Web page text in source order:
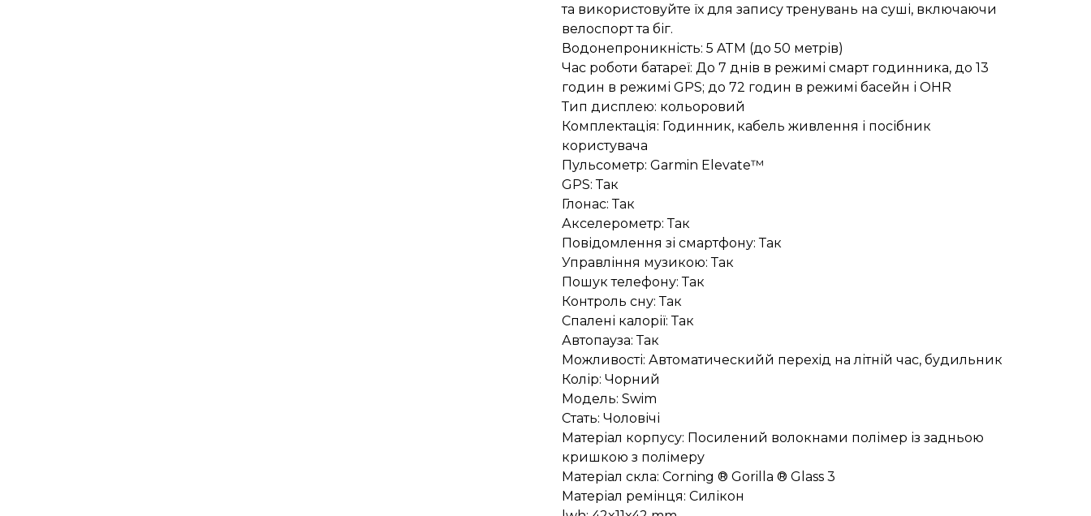
та використовуйте їх для запису тренувань на суші, включаючи
велоспорт та біг.
Водонепроникність: 5 ATM (до 50 метрів)
Час роботи батареї: До 7 днів в режимі смарт годинника, до 13
годин в режимі GPS; до 72 годин в режимі басейн і OHR
Тип дисплею: кольоровий
Комплектація: Годинник, кабель живлення і посібник
користувача
Пульсометр: Garmin Elevate™
GPS: Так
Глонас: Так
Акселерометр: Так
Повідомлення зі смартфону: Так
Управління музикою: Так
Пошук телефону: Так
Контроль сну: Так
Спалені калорії: Так
Автопауза: Так
Можливості: Автоматическийй перехід на літній час, будильник
Колір: Чорний
Модель: Swim
Стать: Чоловічі
Матеріал корпусу: Посилений волокнами полімер із задньою
кришкою з полімеру
Матеріал скла: Corning ® Gorilla ® Glass 3
Матеріал ремінця: Силікон